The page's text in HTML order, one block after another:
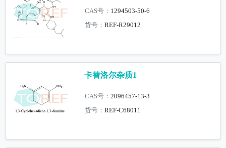
CAS号： 1294503-50-6
货号：REF-R29012
卡替洛尔杂质1
CAS号：2096457-13-3
货号：REF-C68011